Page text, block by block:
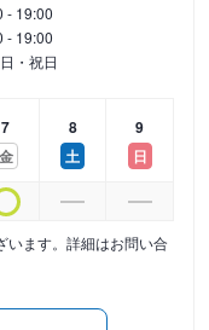
- 19:00
- 19:00
・祝日
7
金
8
土
9
日
います。詳細はお問い合